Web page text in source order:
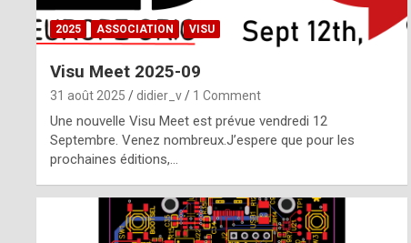
2025 ASSOCIATION VISU
Visu Meet 2025-09
31 août 2025 didier_v 1 Comment
Une nouvelle Visu Meet est prévue vendredi 12
Septembre. Venez nombreux.J’espere que pour les
prochaines éditions,…